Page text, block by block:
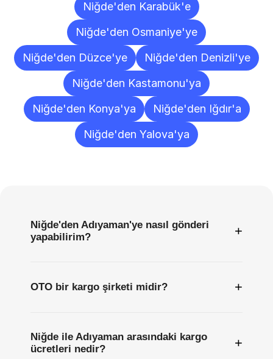
Niğde'den Karabük'e
Niğde'den Osmaniye'ye
Niğde'den Düzce'ye
Niğde'den Denizli'ye
Niğde'den Kastamonu'ya
Niğde'den Konya'ya
Niğde'den Iğdır'a
Niğde'den Yalova'ya
Niğde'den Adıyaman'ye nasıl gönderi
yapabilirim?
+
OTO bir kargo şirketi midir? +
Niğde ile Adıyaman arasındaki kargo
ücretleri nedir?
+